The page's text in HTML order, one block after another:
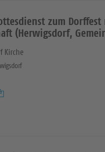
zum
(Herwigsdorf,
Kirche